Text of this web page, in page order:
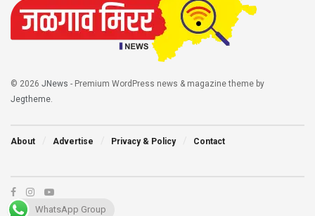
© 2026 JNews - Premium WordPress news & magazine theme by
Jegtheme
About Advertise Privacy & Policy Contact
WhatsApp Group